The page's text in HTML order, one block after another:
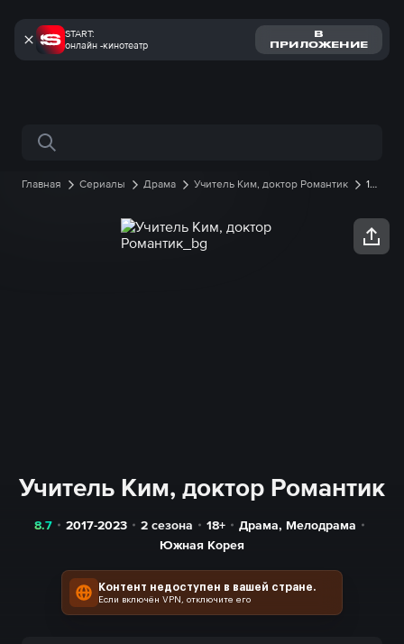
START:
онлайн -кинотеатр
В
ПРИЛОЖЕНИЕ
Поиск по сайту
Главная Сериалы Драма Учитель Ким, доктор Романтик
1
Учитель Ким, доктор Романтик
8.7 2017-2023 2 сезона 18+ Драма, Мелодрама
Южная Корея
Контент недоступен в вашей стране.
Если включён VPN, отключите его